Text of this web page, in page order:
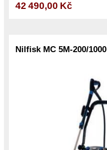
42 490,00 Kč
Nilfisk MC 5M-200/1000